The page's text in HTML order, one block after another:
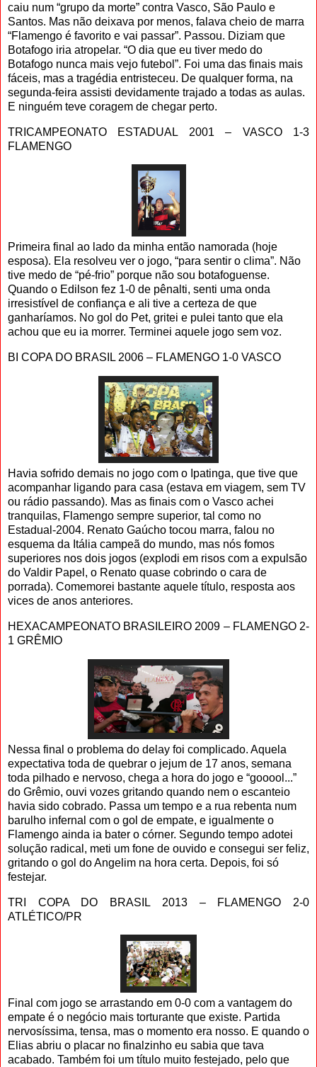
caiu num “grupo da morte” contra Vasco, São Paulo e
Santos. Mas não deixava por menos, falava cheio de marra
“Flamengo é favorito e vai passar”. Passou. Diziam que
Botafogo iria atropelar. “O dia que eu tiver medo do
Botafogo nunca mais vejo futebol”. Foi uma das finais mais
fáceis, mas a tragédia entristeceu. De qualquer forma, na
segunda-feira assisti devidamente trajado a todas as aulas.
E ninguém teve coragem de chegar perto.
TRICAMPEONATO ESTADUAL 2001 – VASCO 1-3
FLAMENGO
Primeira final ao lado da minha então namorada (hoje
esposa). Ela resolveu ver o jogo, “para sentir o clima”. Não
tive medo de “pé-frio” porque não sou botafoguense.
Quando o Edilson fez 1-0 de pênalti, senti uma onda
irresistível de confiança e ali tive a certeza de que
ganharíamos. No gol do Pet, gritei e pulei tanto que ela
achou que eu ia morrer. Terminei aquele jogo sem voz.
BI COPA DO BRASIL 2006 – FLAMENGO 1-0 VASCO
Havia sofrido demais no jogo com o Ipatinga, que tive que
acompanhar ligando para casa (estava em viagem, sem TV
ou rádio passando). Mas as finais com o Vasco achei
tranquilas, Flamengo sempre superior, tal como no
Estadual-2004. Renato Gaúcho tocou marra, falou no
esquema da Itália campeã do mundo, mas nós fomos
superiores nos dois jogos (explodi em risos com a expulsão
do Valdir Papel, o Renato quase cobrindo o cara de
porrada). Comemorei bastante aquele título, resposta aos
vices de anos anteriores.
HEXACAMPEONATO BRASILEIRO 2009 – FLAMENGO 2-
1 GRÊMIO
Nessa final o problema do delay foi complicado. Aquela
expectativa toda de quebrar o jejum de 17 anos, semana
toda pilhado e nervoso, chega a hora do jogo e “gooool...”
do Grêmio, ouvi vozes gritando quando nem o escanteio
havia sido cobrado. Passa um tempo e a rua rebenta num
barulho infernal com o gol de empate, e igualmente o
Flamengo ainda ia bater o córner. Segundo tempo adotei
solução radical, meti um fone de ouvido e consegui ser feliz,
gritando o gol do Angelim na hora certa. Depois, foi só
festejar.
TRI COPA DO BRASIL 2013 – FLAMENGO 2-0
ATLÉTICO/PR
Final com jogo se arrastando em 0-0 com a vantagem do
empate é o negócio mais torturante que existe. Partida
nervosíssima, tensa, mas o momento era nosso. E quando o
Elias abriu o placar no finalzinho eu sabia que tava
acabado. Também foi um título muito festejado, pelo que